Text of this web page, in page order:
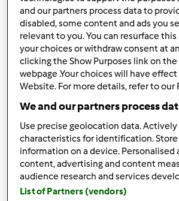
przezkokolidek
14 39 Łatwy 10
4.9(13)
Rogale z
smarowania
przezAgaSawa
22 24 Łatwy 8
and our partners process data to
disabled, some content and ads you
relevant to you. You can resurface
your choices or withdraw consent at
clicking the Show Purposes link on
webpage .Your choices will have
Website. For more details, refer to our
We and our partners process
Use precise geolocation data.
characteristics for identification.
information on a device. Personalised
content, advertising and content
audience research and services
List of Partners (vendors)